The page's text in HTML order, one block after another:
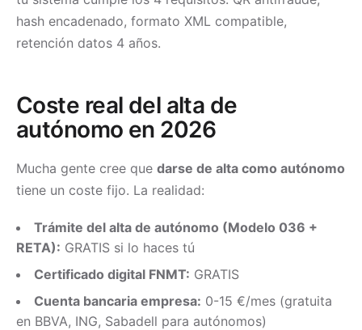
hash encadenado, formato XML compatible,
retención datos 4 años.
Coste real del alta de
autónomo en 2026
Mucha gente cree que darse de alta como autónomo
tiene un coste fijo. La realidad:
Trámite del alta de autónomo (Modelo 036 +
RETA): GRATIS si lo haces tú
Certificado digital FNMT: GRATIS
Cuenta bancaria empresa: 0-15 €/mes (gratuita
en BBVA, ING, Sabadell para autónomos)